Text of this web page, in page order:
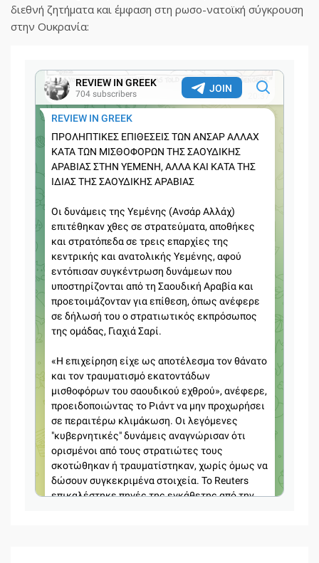
διεθνή ζητήματα και έμφαση στη ρωσο-νατοϊκή σύγκρουση
στην Ουκρανία: